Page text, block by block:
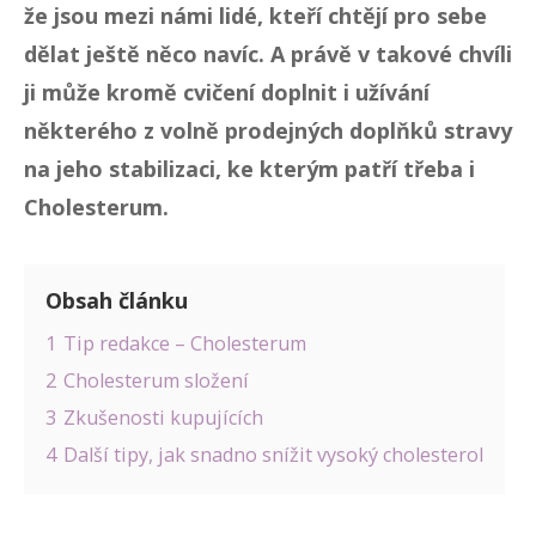
že jsou mezi námi lidé, kteří chtějí pro sebe
dělat ještě něco navíc. A právě v takové chvíli
ji může kromě cvičení doplnit i užívání
některého z volně prodejných doplňků stravy
na jeho stabilizaci, ke kterým patří třeba i
Cholesterum.
Obsah článku
1 Tip redakce – Cholesterum
2 Cholesterum složení
3 Zkušenosti kupujících
4 Další tipy, jak snadno snížit vysoký cholesterol